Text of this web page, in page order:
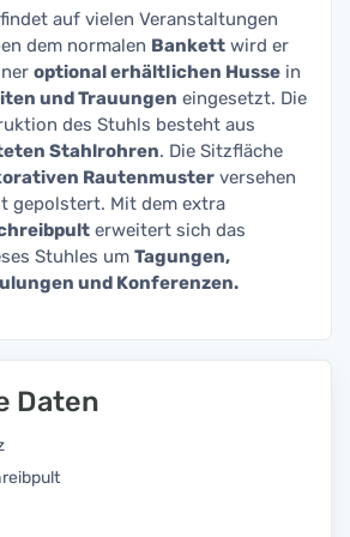
findet auf vielen Veranstaltungen
dem normalen Bankett wird er
optional erhältlichen Husse in
und Trauungen eingesetzt. Die
des Stuhls besteht aus
Stahlrohren. Die Sitzfläche
Rautenmuster versehen
gepolstert. Mit dem extra
erweitert sich das
Stuhles um Tagungen,
und Konferenzen.
Daten